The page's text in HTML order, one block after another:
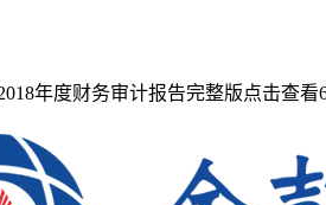
年度财务审计报告完整版点击查看